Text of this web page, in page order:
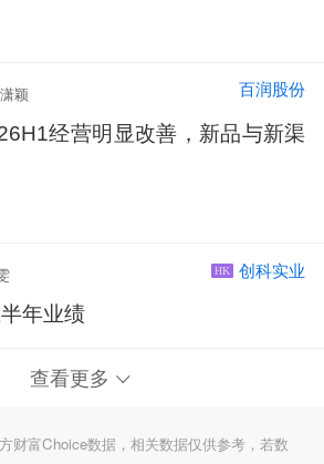
颖 百润股份
经营明显改善，新品与新渠
HK 创科实业
年业绩
查看更多
财富Choice数据，相关数据仅供参考，若数